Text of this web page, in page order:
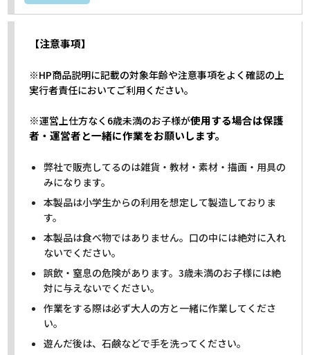
【注意事項】
※HP商品説明に記載の対象年齢や注意事項をよく確認の上
実行者責任においてご利用ください。
※運営上仕方なく6歳未満のお子様が使用する場合は保護
者・運営者と一緒に作業をお願いします。
弊社で販売してるのは雑貨・教材・素材・描画・用具の
みになります。
本製品は小学生からの利用を想定して製造しておりま
す。
本製品は食べ物ではありません。口の中には絶対に入れ
ないでください。
誤飲・窒息の危険があります。3歳未満のお子様には絶
対に与えないでください。
作業をする際は必ず大人の方と一緒に作業してくださ
い。
遊んだ後は、石鹸などで手を洗ってください。